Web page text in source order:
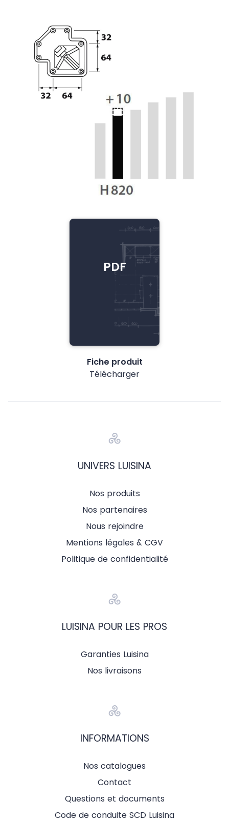
PDF
Fiche produit
Télécharger
UNIVERS LUISINA
Nos produits
Nos partenaires
Nous rejoindre
Mentions légales & CGV
Politique de confidentialité
LUISINA POUR LES PROS
Garanties Luisina
Nos livraisons
INFORMATIONS
Nos catalogues
Contact
Questions et documents
Code de conduite SCD Luisina